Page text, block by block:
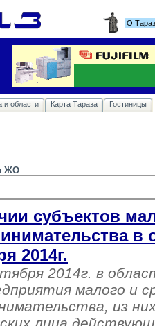
О
и области Карта Тараза Гостиницы
ЖО
субъектов
в
2014г.
2014г. в
малого и
из